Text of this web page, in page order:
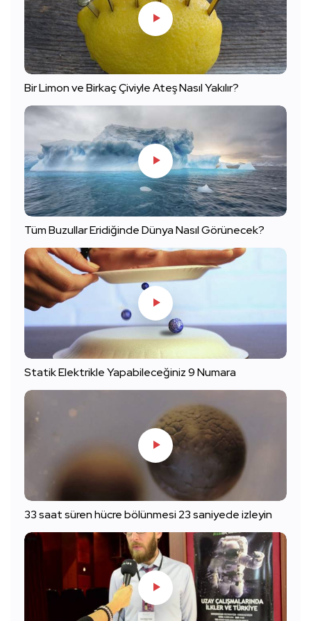
Bir Limon ve Birkaç Çiviyle Ateş Nasıl Yakılır?
Tüm Buzullar Eridiğinde Dünya Nasıl Görünecek?
Statik Elektrikle Yapabileceğiniz 9 Numara
33 saat süren hücre bölünmesi 23 saniyede izleyin